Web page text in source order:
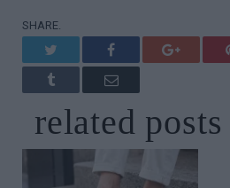
SHARE.
Facebook Google+
Tumblr Email
related posts